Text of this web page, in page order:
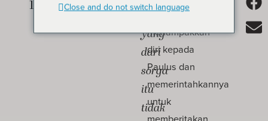
penglihatan
yang
dari
sorga
itu
tidak
Kristus
menampakkan
diri kepada
Paulus dan
memerintahkannya
untuk
Close and do not switch language